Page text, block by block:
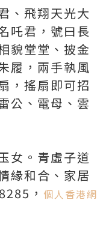
、飛翔天光大
吒君，號曰長
貌堂堂、披金
履，兩手執風
，搖扇即可招
公、電母、雲
女。青虛子道
緣和合、家居
， 個人香港網